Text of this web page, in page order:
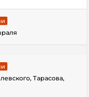
Тарасова,